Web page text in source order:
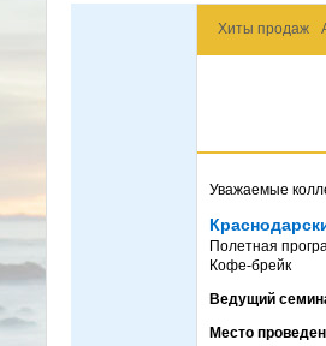
Хиты продаж
Уважаемые
Полетная
Кофе-брейк
Ведущий
Место